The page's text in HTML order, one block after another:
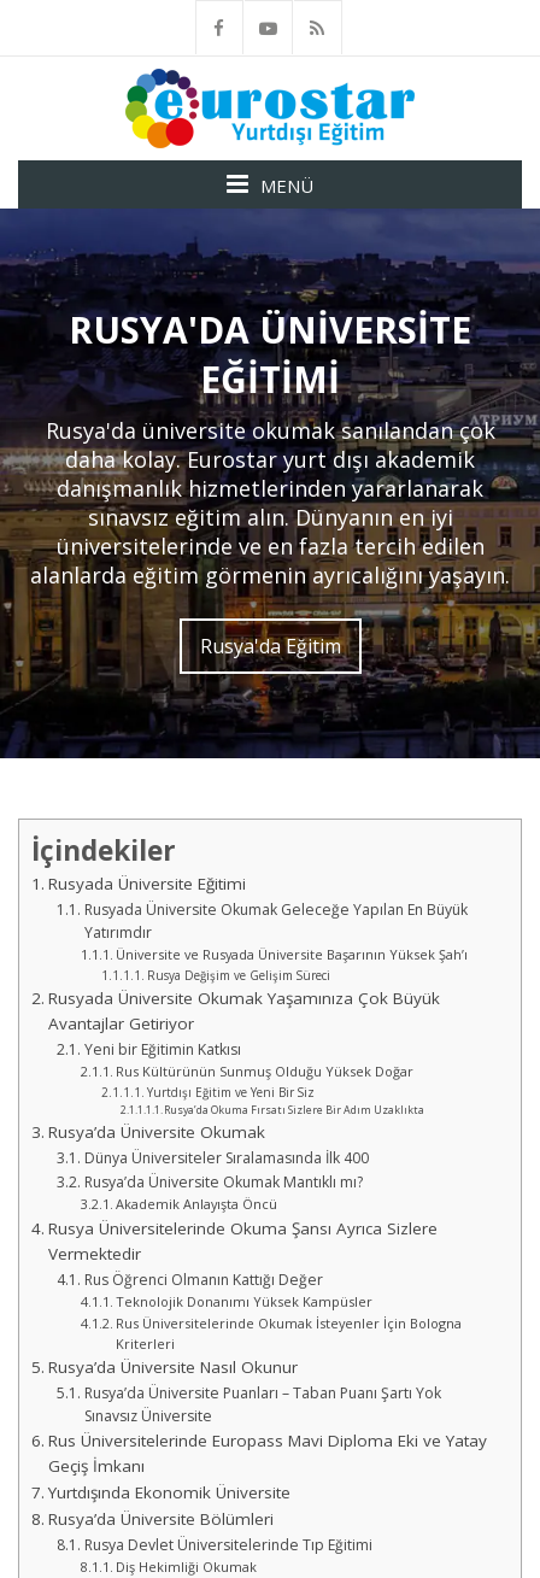
MENÜ
RUSYA'DA ÜNIVERSITE
EĞITIMI
Rusya'da üniversite okumak sanılandan çok
daha kolay. Eurostar yurt dışı akademik
danışmanlık hizmetlerinden yararlanarak
sınavsız eğitim alın. Dünyanın en iyi
üniversitelerinde ve en fazla tercih edilen
alanlarda eğitim görmenin ayrıcalığını yaşayın.
Rusya'da Eğitim
İçindekiler
Rusyada Üniversite Eğitimi
Rusyada Üniversite Okumak Geleceğe Yapılan En Büyük
Yatırımdır
Üniversite ve Rusyada Üniversite Başarının Yüksek Şah’ı
Rusya Değişim ve Gelişim Süreci
Rusyada Üniversite Okumak Yaşamınıza Çok Büyük
Avantajlar Getiriyor
Yeni bir Eğitimin Katkısı
Rus Kültürünün Sunmuş Olduğu Yüksek Doğar
Yurtdışı Eğitim ve Yeni Bir Siz
Rusya’da Okuma Fırsatı Sizlere Bir Adım Uzaklıkta
Rusya’da Üniversite Okumak
Dünya Üniversiteler Sıralamasında İlk 400
Rusya’da Üniversite Okumak Mantıklı mı?
Akademik Anlayışta Öncü
Rusya Üniversitelerinde Okuma Şansı Ayrıca Sizlere
Vermektedir
Rus Öğrenci Olmanın Kattığı Değer
Teknolojik Donanımı Yüksek Kampüsler
Rus Üniversitelerinde Okumak İsteyenler İçin Bologna
Kriterleri
Rusya’da Üniversite Nasıl Okunur
Rusya’da Üniversite Puanları – Taban Puanı Şartı Yok
Sınavsız Üniversite
Rus Üniversitelerinde Europass Mavi Diploma Eki ve Yatay
Geçiş İmkanı
Yurtdışında Ekonomik Üniversite
Rusya’da Üniversite Bölümleri
Rusya Devlet Üniversitelerinde Tıp Eğitimi
Diş Hekimliği Okumak